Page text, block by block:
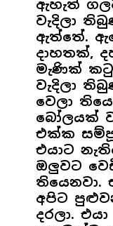
ඇහැත්
වැදිලා
ඇත්තේ.
දාහතක්,
මැණික්
වැදිලා
වෙලා
බෝලයක්
එක්ක
එයාට
ඔලුවට
තියෙනවා.
අපිට
දරලා.